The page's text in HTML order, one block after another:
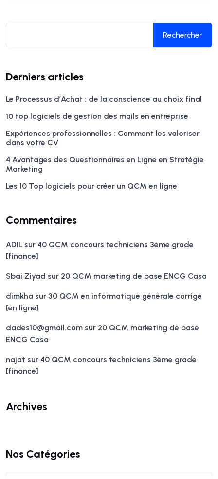
Rechercher
Derniers articles
Le Processus d’Achat : de la conscience au choix final
10 top logiciels de gestion des mails en entreprise
Expériences professionnelles : Comment les valoriser
dans votre CV
4 Avantages des Questionnaires en Ligne en Stratégie
Marketing
Les 10 Top logiciels pour créer un QCM en ligne
Commentaires
ADIL sur 40 QCM concours techniciens 3ème grade
[finance]
Sbai Ziyad sur 20 QCM marketing de base ENCG Casa
dimkha sur 30 QCM en informatique générale corrigé
[en ligne]
dades10@gmail.com sur 20 QCM marketing de base
ENCG Casa
najat sur 40 QCM concours techniciens 3ème grade
[finance]
Archives
Nos Catégories